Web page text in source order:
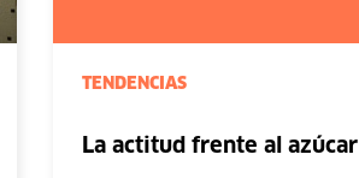
TENDENCIAS
La actitud frente al azúcar